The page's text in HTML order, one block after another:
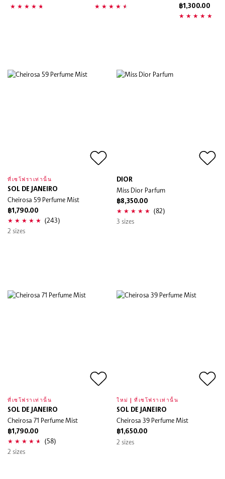
฿1,300.00
ที่เซโฟราเท่านั้น
SOL DE JANEIRO
Cheirosa 59 Perfume Mist
฿1,790.00
(243)
2 sizes
DIOR
Miss Dior Parfum
฿8,350.00
(82)
3 sizes
ที่เซโฟราเท่านั้น
SOL DE JANEIRO
Cheirosa 71 Perfume Mist
฿1,790.00
(58)
2 sizes
ใหม่ | ที่เซโฟราเท่านั้น
SOL DE JANEIRO
Cheirosa 39 Perfume Mist
฿1,650.00
2 sizes